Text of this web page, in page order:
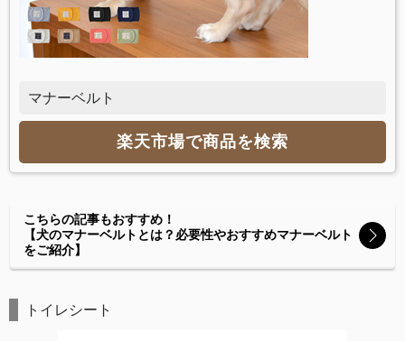
マナーベルト
楽天市場で商品を検索
こちらの記事もおすすめ！
【犬のマナーベルトとは？必要性やおすすめマナーベルト
をご紹介】
トイレシート